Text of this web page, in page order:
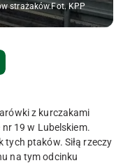
strażaków.Fot. KPP
z kurczakami
19 w Lubelskiem.
ptaków. Siłą rzeczy
na tym odcinku